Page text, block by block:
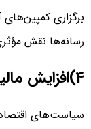
برگزاری
رسانه‌ها نقش
4)افزایش مالیات بر تولید ظروف پلاستیکی
سیاست‌های